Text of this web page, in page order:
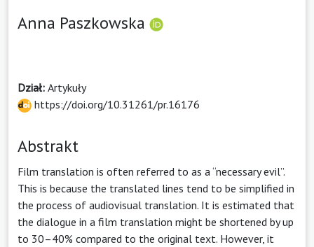
Anna Paszkowska
Dział: Artykuły
https://doi.org/10.31261/pr.16176
Abstrakt
Film translation is often referred to as a “necessary evil”.
This is because the translated lines tend to be simplified in
the process of audiovisual translation. It is estimated that
the dialogue in a film translation might be shortened by up
to 30–40% compared to the original text. However, it